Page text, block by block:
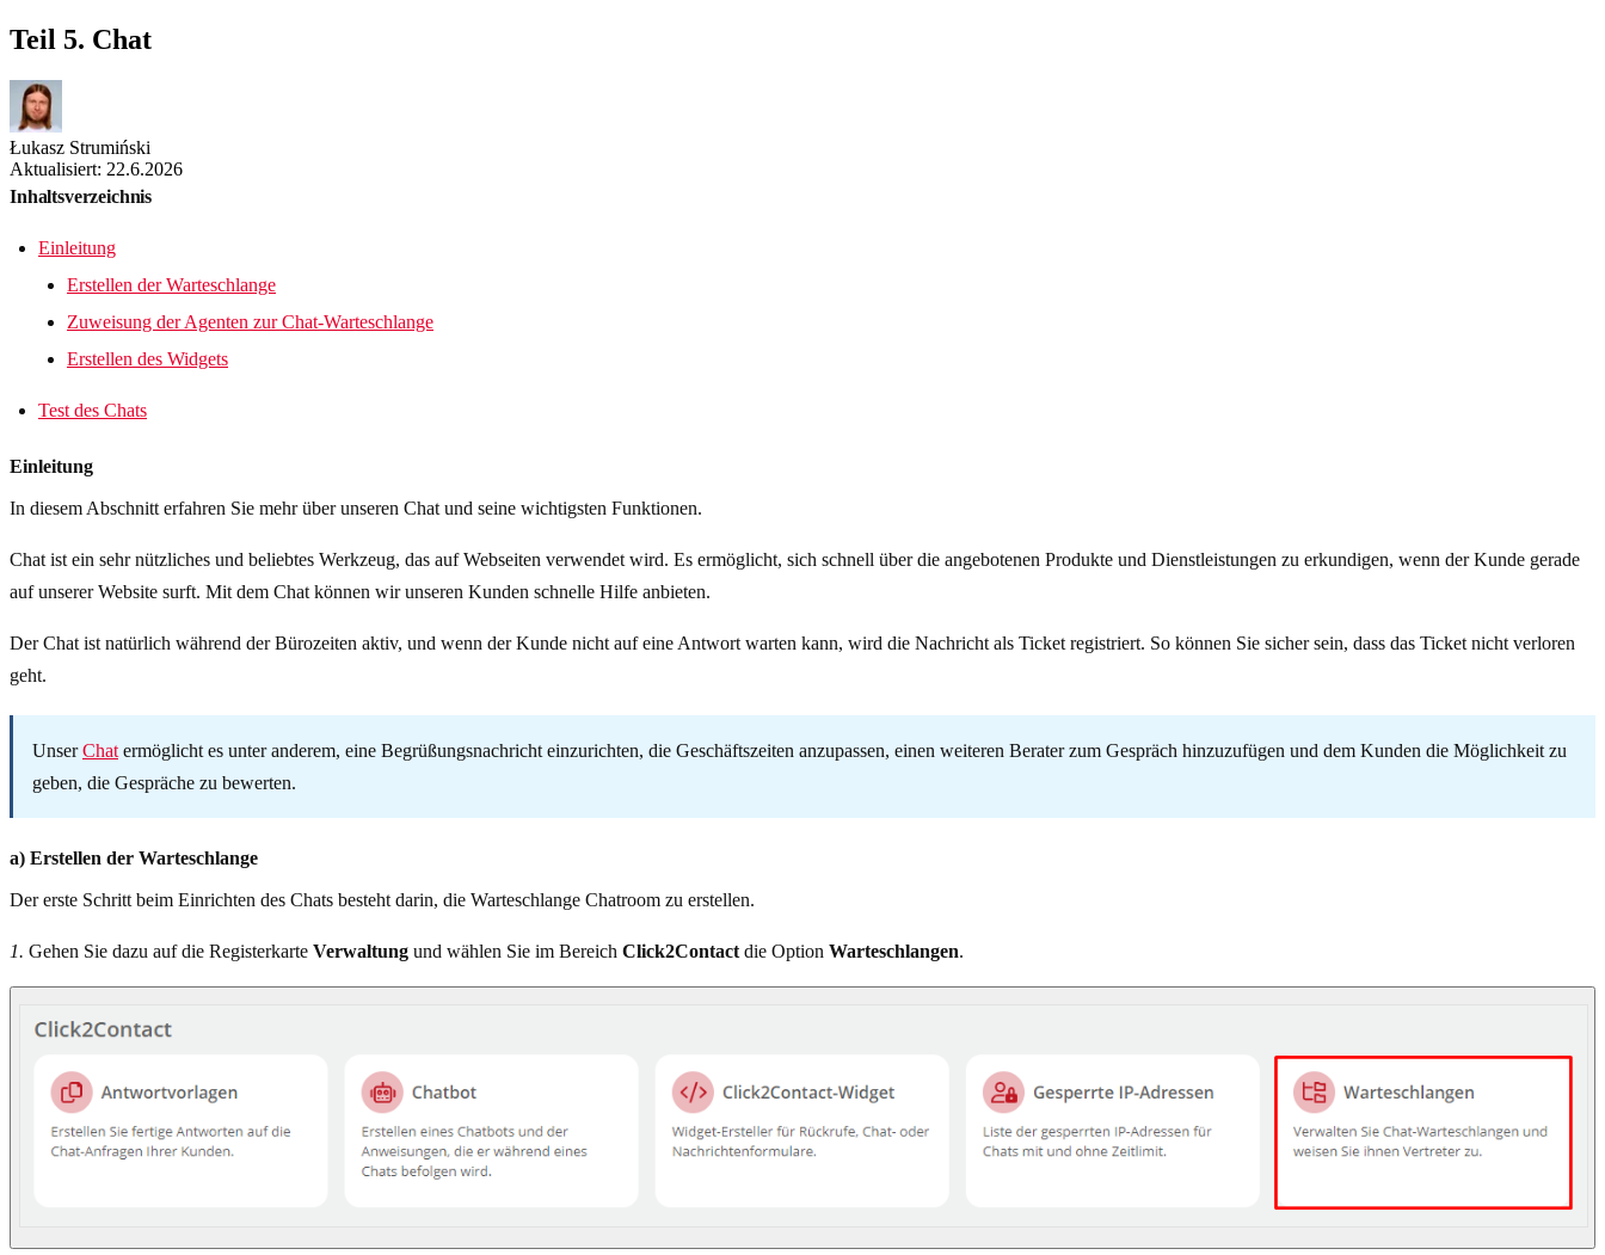
Teil 5. Chat
Łukasz Strumiński
Aktualisiert: 22.6.2026
Inhaltsverzeichnis
Einleitung
Erstellen der Warteschlange
Zuweisung der Agenten zur Chat-Warteschlange
Erstellen des Widgets
Test des Chats
Einleitung
In diesem Abschnitt erfahren Sie mehr über unseren Chat und seine wichtigsten Funktionen.
Chat ist ein sehr nützliches und beliebtes Werkzeug, das auf Webseiten verwendet wird. Es ermöglicht, sich schnell über die angebotenen Produkte und Dienstleistungen zu erkundigen, wenn der Kunde gerade
auf unserer Website surft. Mit dem Chat können wir unseren Kunden schnelle Hilfe anbieten.
Der Chat ist natürlich während der Bürozeiten aktiv, und wenn der Kunde nicht auf eine Antwort warten kann, wird die Nachricht als Ticket registriert. So können Sie sicher sein, dass das Ticket nicht verloren
geht.
UnserChat ermöglicht es unter anderem, eine Begrüßungsnachricht einzurichten, die Geschäftszeiten anzupassen, einen weiteren Berater zum Gespräch hinzuzufügen und dem Kunden die Möglichkeit zu
geben, die Gespräche zu bewerten.
a) Erstellen der Warteschlange
Der erste Schritt beim Einrichten des Chats besteht darin, die Warteschlange Chatroom zu erstellen.
1. Gehen Sie dazu auf die Registerkarte Verwaltung und wählen Sie im Bereich Click2Contact die Option Warteschlangen.